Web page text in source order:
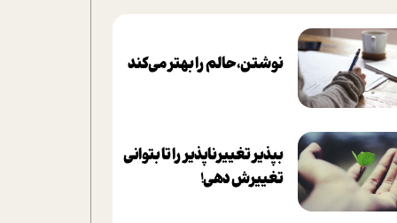
نوشتن، حالم را بهتر می‌کند
بپذير تغييرناپذير را تا بتواني
تغييرش دهي!‏